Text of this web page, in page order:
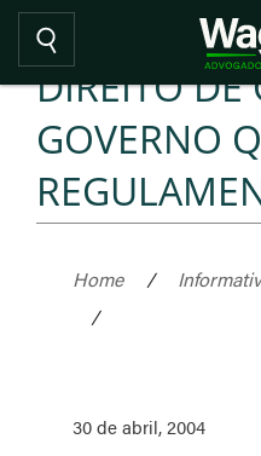
DIREITO DE
GOVERNO
Home /
/
30 de abril, 2004